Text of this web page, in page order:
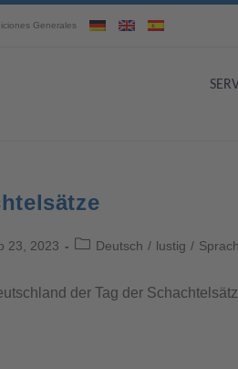
Generales
23, 2023 Deutsch / lustig /
der Tag der